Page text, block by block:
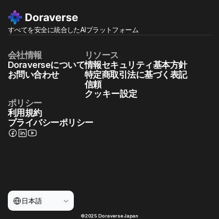
すべてを安全に統合したAIプラットフォーム
会社情報
Doraverseについて
お問い合わせ
リソース
情報セキュリティ基本方針
特定商取引法に基づく表記
信頼
クッキー設定
ポリシー
利用規約
プライバシーポリシー
Select Language
日本語
©2025 Doraverse Japan